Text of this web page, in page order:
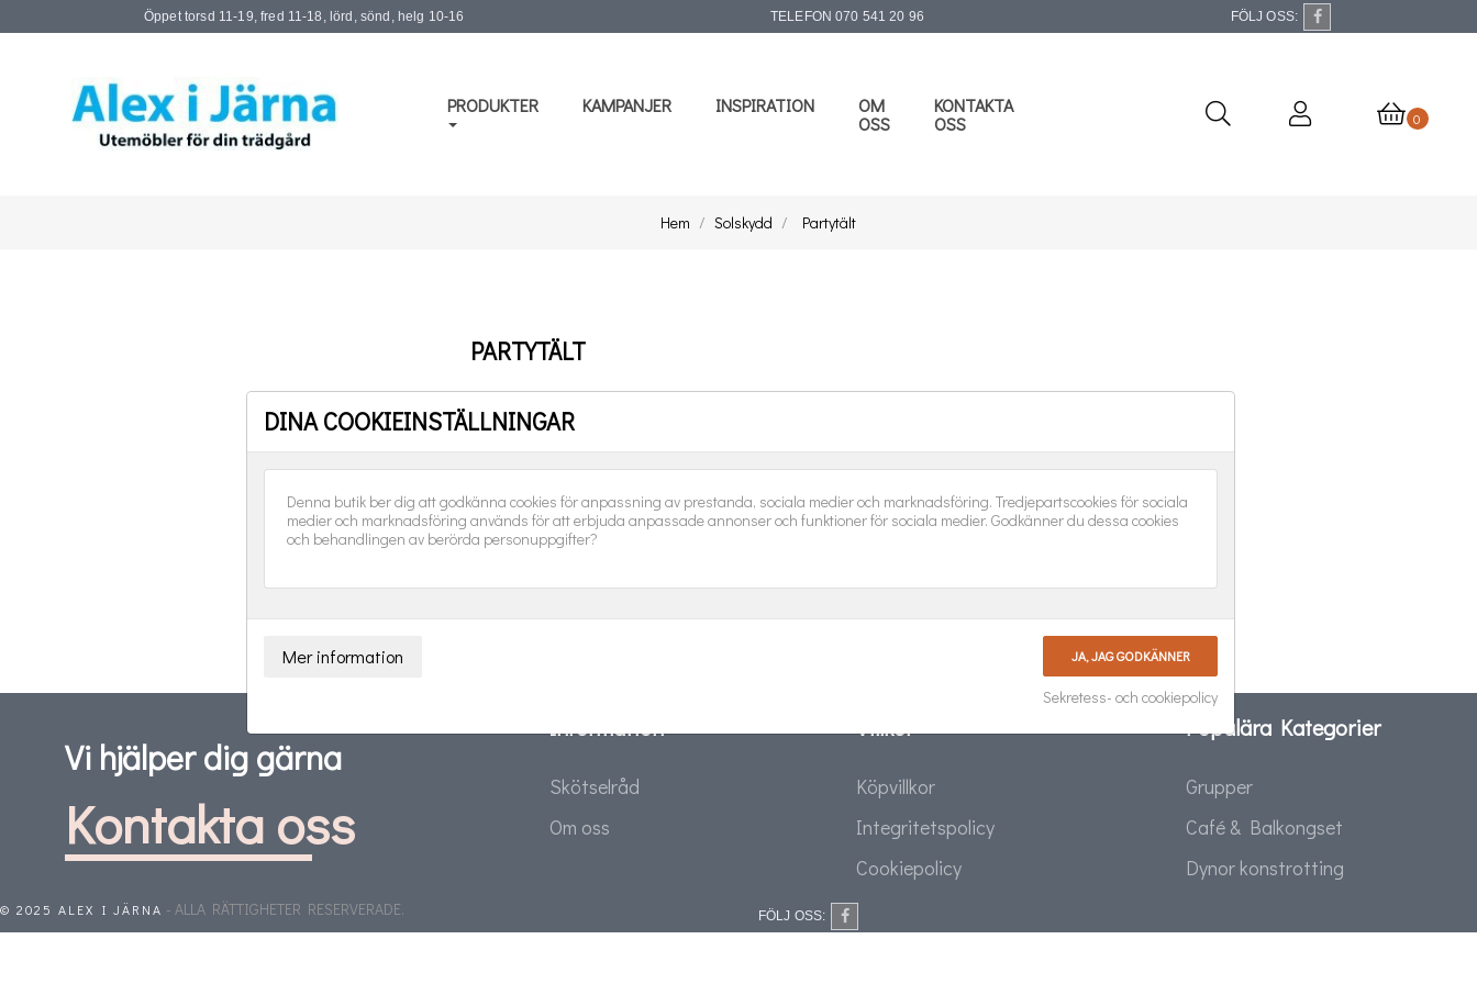
Öppet torsd 11-19, fred 11-18, lörd, sönd, helg 10-16 TELEFON 070 541 20 96 FÖLJ OSS:
PRODUKTER KAMPANJER INSPIRATION
OM
OSS
KONTAKTA
OSS
0
Hem Solskydd Partytält
PARTYTÄLT
Ursäkta olägenheten.
Sök igen
Vi hjälper dig gärna
Kontakta oss
Information
Skötselråd
Om oss
Villkor
Köpvillkor
Integritetspolicy
Cookiepolicy
Populära Kategorier
Grupper
Café & Balkongset
Dynor konstrotting
© 2025 ALEX I JÄRNA - ALLA RÄTTIGHETER RESERVERADE. FÖLJ OSS:
DINA COOKIEINSTÄLLNINGAR
Denna butik ber dig att godkänna cookies för anpassning av prestanda, sociala medier och marknadsföring. Tredjepartscookies för sociala
medier och marknadsföring används för att erbjuda anpassade annonser och funktioner för sociala medier. Godkänner du dessa cookies
och behandlingen av berörda personuppgifter?
Sekretess- och cookiepolicy